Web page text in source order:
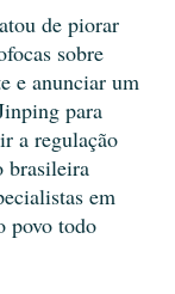
de piorar
sobre
e anunciar um
para
a regulação
brasileira
em
povo todo